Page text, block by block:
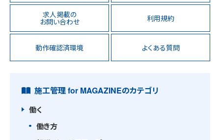
求人掲載の
お問い合わせ 利用規約
動作確認済環境 よくある質問
施工管理 for MAGAZINEのカテゴリ
働く
働き方